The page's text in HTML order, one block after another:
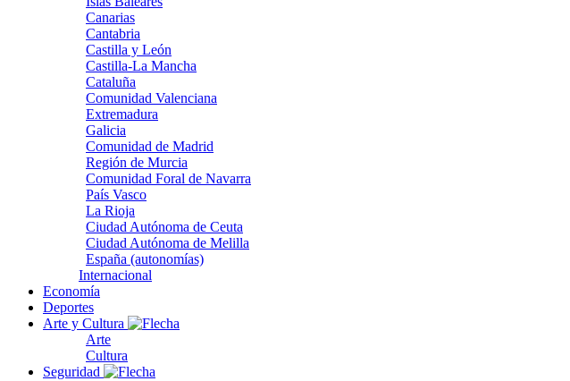
Canarias
Cantabria
Castilla y León
Castilla-La Mancha
Cataluña
Comunidad Valenciana
Extremadura
Galicia
Comunidad de Madrid
Región de Murcia
Comunidad Foral de Navarra
País Vasco
La Rioja
Ciudad Autónoma de Ceuta
Ciudad Autónoma de Melilla
España (autonomías)
Internacional
Economía
Deportes
Arte y Cultura
Arte
Cultura
Seguridad